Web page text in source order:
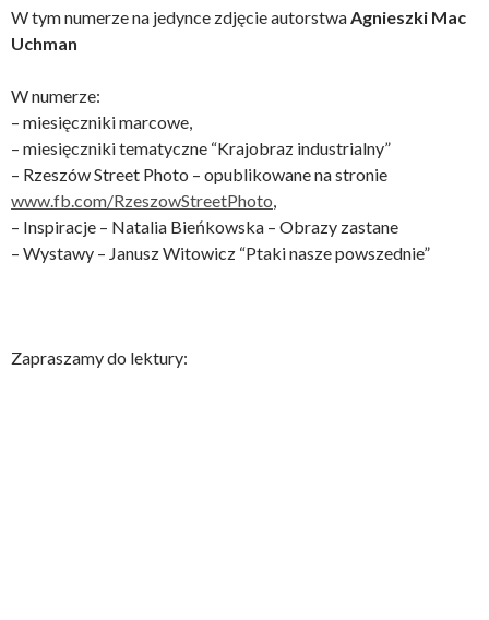
W tym numerze na jedynce zdjęcie autorstwaAgnieszki Mac
Uchman
W numerze:
– miesięczniki marcowe,
– miesięczniki tematyczne “Krajobraz industrialny”
– Rzeszów Street Photo – opublikowane na stronie
www.fb.com/RzeszowStreetPhoto,
– Inspiracje – Natalia Bieńkowska – Obrazy zastane
– Wystawy – Janusz Witowicz “Ptaki nasze powszednie”
Zapraszamy do lektury: